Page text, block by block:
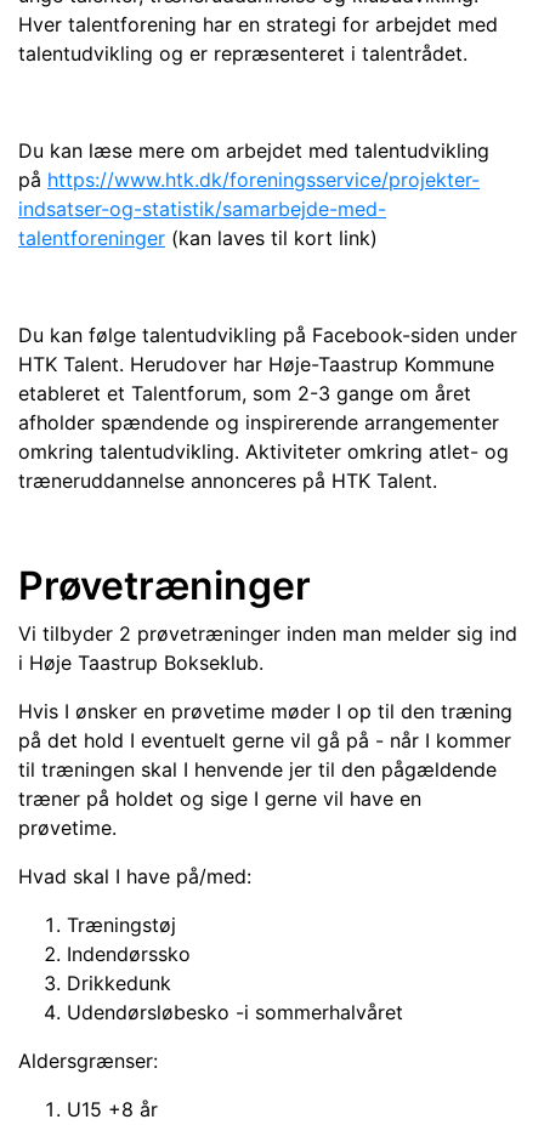
Hver talentforening har en strategi for arbejdet med
talentudvikling og er repræsenteret i talentrådet.
Du kan læse mere om arbejdet med talentudvikling
på https://www.htk.dk/foreningsservice/projekter-
indsatser-og-statistik/samarbejde-med-
talentforeninger (kan laves til kort link)
Du kan følge talentudvikling på Facebook-siden under
HTK Talent. Herudover har Høje-Taastrup Kommune
etableret et Talentforum, som 2-3 gange om året
afholder spændende og inspirerende arrangementer
omkring talentudvikling. Aktiviteter omkring atlet- og
træneruddannelse annonceres på HTK Talent.
Prøvetræninger
Vi tilbyder 2 prøvetræninger inden man melder sig ind
i Høje Taastrup Bokseklub.
Hvis I ønsker en prøvetime møder I op til den træning
på det hold I eventuelt gerne vil gå på - når I kommer
til træningen skal I henvende jer til den pågældende
træner på holdet og sige I gerne vil have en
prøvetime.
Hvad skal I have på/med:
Træningstøj
Indendørssko
Drikkedunk
Udendørsløbesko -i sommerhalvåret
Aldersgrænser:
U15 +8 år